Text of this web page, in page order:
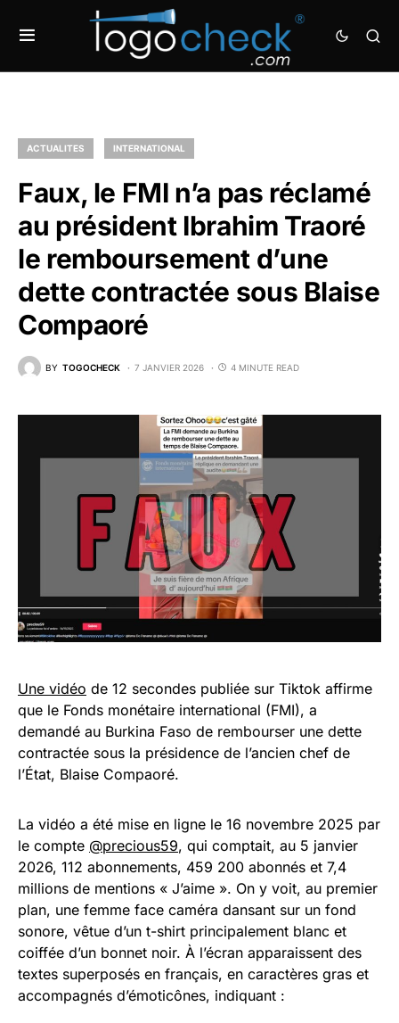
ACTUALITES INTERNATIONAL
Faux, le FMI n’a pas réclamé
au président Ibrahim Traoré
le remboursement d’une
dette contractée sous Blaise
Compaoré
BY TOGOCHECK 7 JANVIER 2026 4 MINUTE READ
Une vidéo de 12 secondes publiée sur Tiktok affirme
que le Fonds monétaire international (FMI), a
demandé au Burkina Faso de rembourser une dette
contractée sous la présidence de l’ancien chef de
l’État, Blaise Compaoré.
La vidéo a été mise en ligne le 16 novembre 2025 par
le compte @precious59, qui comptait, au 5 janvier
2026, 112 abonnements, 459 200 abonnés et 7,4
millions de mentions « J’aime ». On y voit, au premier
plan, une femme face caméra dansant sur un fond
sonore, vêtue d’un t-shirt principalement blanc et
coiffée d’un bonnet noir. À l’écran apparaissent des
textes superposés en français, en caractères gras et
accompagnés d’émoticônes, indiquant :